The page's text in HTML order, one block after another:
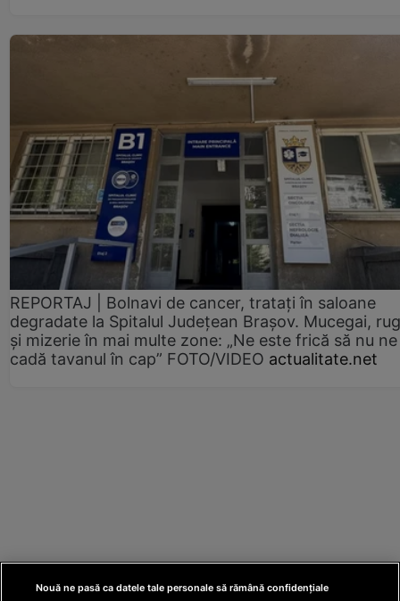
REPORTAJ | Bolnavi de cancer, tratați în saloane
degradate la Spitalul Județean Brașov. Mucegai,
și mizerie în mai multe zone: „Ne este frică să nu ne
cadă tavanul în cap” FOTO/VIDEO actualitate.net
Nouă ne pasă ca datele tale personale să rămână confidențiale